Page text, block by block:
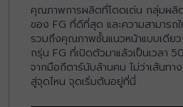
คุณภาพการผลิตที่โดดเด่น กลุ่มผลิ
ของ FG ที่ดีที่สุด และความสามารถ
รวมถึงคุณภาพชั้นแนวหน้าแบบเดีย
กรุ่น FG ที่เปิดตัวมาแล้วเป็นเวลา
จากมือกีตาร์นับล้านคน ไม่ว่าเส้นท
สู่จุดไหน จุดเริ่มต้นอยู่ที่นี่